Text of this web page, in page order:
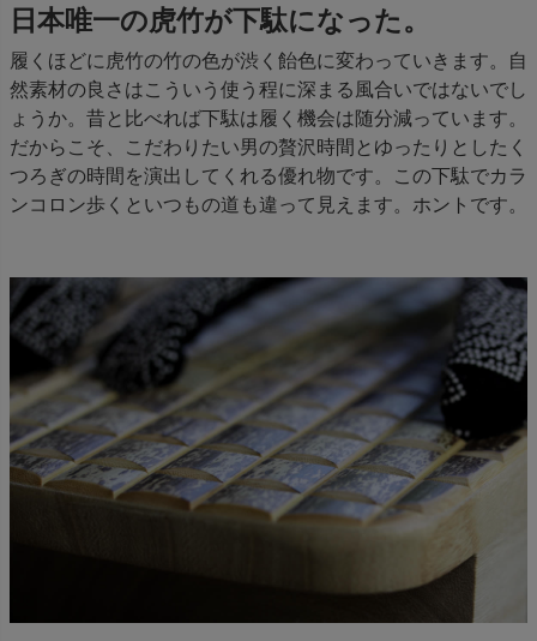
日本唯一の虎竹が下駄になった。
履くほどに虎竹の竹の色が渋く飴色に変わっていきます。自
然素材の良さはこういう使う程に深まる風合いではないでし
ょうか。昔と比べれば下駄は履く機会は随分減っています。
だからこそ、こだわりたい男の贅沢時間とゆったりとしたく
つろぎの時間を演出してくれる優れ物です。この下駄でカラ
ンコロン歩くといつもの道も違って見えます。ホントです。